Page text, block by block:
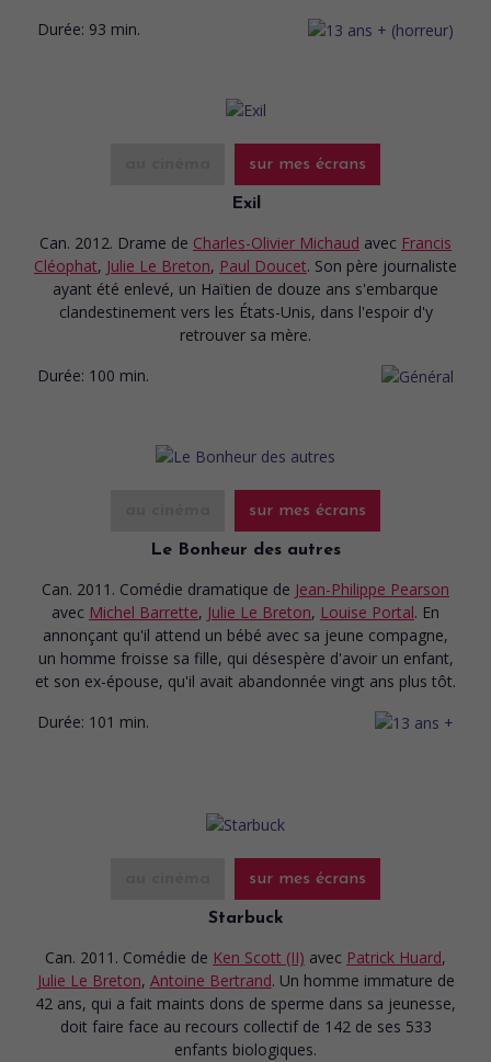
Durée: 93 min.
sur mes écrans
Exil
Can. 2012. Drame de Charles-Olivier Michaud avec Francis
Cléophat, Julie Le Breton, Paul Doucet. Son père journaliste
ayant été enlevé, un Haïtien de douze ans s'embarque
clandestinement vers les États-Unis, dans l'espoir d'y
retrouver sa mère.
Durée: 100 min.
sur mes écrans
Le Bonheur des autres
Can. 2011. Comédie dramatique de Jean-Philippe Pearson
avec Michel Barrette, Julie Le Breton, Louise Portal. En
annonçant qu'il attend un bébé avec sa jeune compagne,
un homme froisse sa fille, qui désespère d'avoir un enfant,
et son ex-épouse, qu'il avait abandonnée vingt ans plus tôt.
Durée: 101 min.
sur mes écrans
Starbuck
Can. 2011. Comédie de Ken Scott (II) avec Patrick Huard,
Julie Le Breton, Antoine Bertrand. Un homme immature de
42 ans, qui a fait maints dons de sperme dans sa jeunesse,
doit faire face au recours collectif de 142 de ses 533
enfants biologiques.